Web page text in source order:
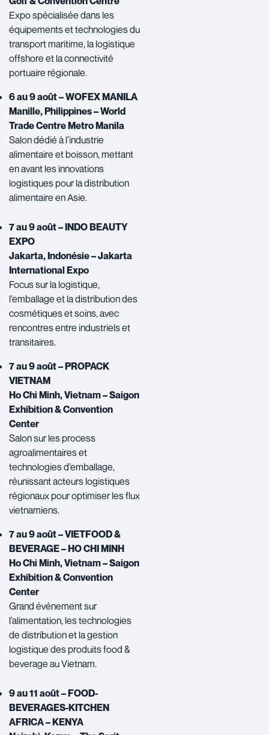
Expo spécialisée dans les
équipements et technologies du
transport maritime, la logistique
offshore et la connectivité
portuaire régionale.
6 au 9 août – WOFEX MANILA
Manille, Philippines – World
Trade Centre Metro Manila
Salon dédié à l’industrie
alimentaire et boisson, mettant
en avant les innovations
logistiques pour la distribution
alimentaire en Asie.
7 au 9 août – INDO BEAUTY
EXPO
Jakarta, Indonésie – Jakarta
International Expo
Focus sur la logistique,
l’emballage et la distribution des
cosmétiques et soins, avec
rencontres entre industriels et
transitaires.
7 au 9 août – PROPACK
VIETNAM
Ho Chi Minh, Vietnam – Saigon
Exhibition & Convention
Center
Salon sur les process
agroalimentaires et
technologies d’emballage,
réunissant acteurs logistiques
régionaux pour optimiser les flux
vietnamiens.
7 au 9 août – VIETFOOD &
BEVERAGE – HO CHI MINH
Ho Chi Minh, Vietnam – Saigon
Exhibition & Convention
Center
Grand événement sur
l’alimentation, les technologies
de distribution et la gestion
logistique des produits food &
beverage au Vietnam.
9 au 11 août – FOOD-
BEVERAGES-KITCHEN
AFRICA – KENYA